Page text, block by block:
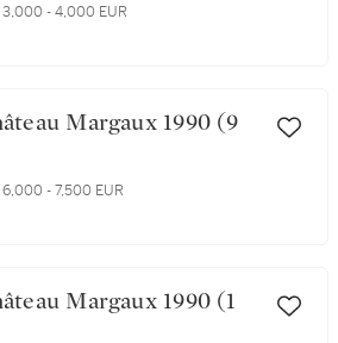
3,000 - 4,000 EUR
6,000 - 7,500 EUR